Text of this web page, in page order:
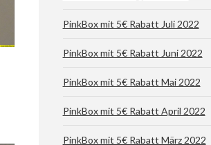
PinkBox mit 5€ Rabatt Juli 2022
PinkBox mit 5€ Rabatt Juni 2022
PinkBox mit 5€ Rabatt Mai 2022
PinkBox mit 5€ Rabatt April 2022
PinkBox mit 5€ Rabatt März 2022